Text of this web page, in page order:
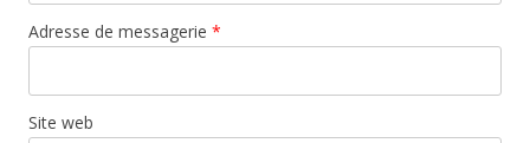
Adresse de messagerie *
Site web